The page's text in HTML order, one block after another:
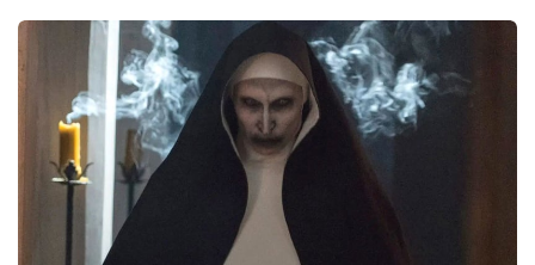
Témata
Pořady
TV Program
Časopis
Sledujte prima+